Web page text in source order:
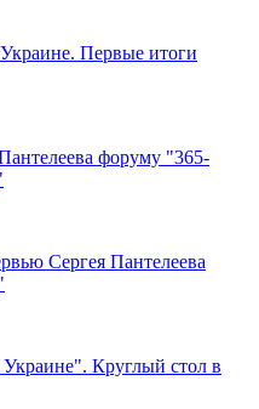
Первые итоги
форуму "365-
Сергея Пантелеева
Круглый стол в